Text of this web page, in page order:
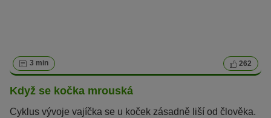
3 min 262
Když se kočka mrouská
Cyklus vývoje vajíčka se u koček zásadně liší od člověka.